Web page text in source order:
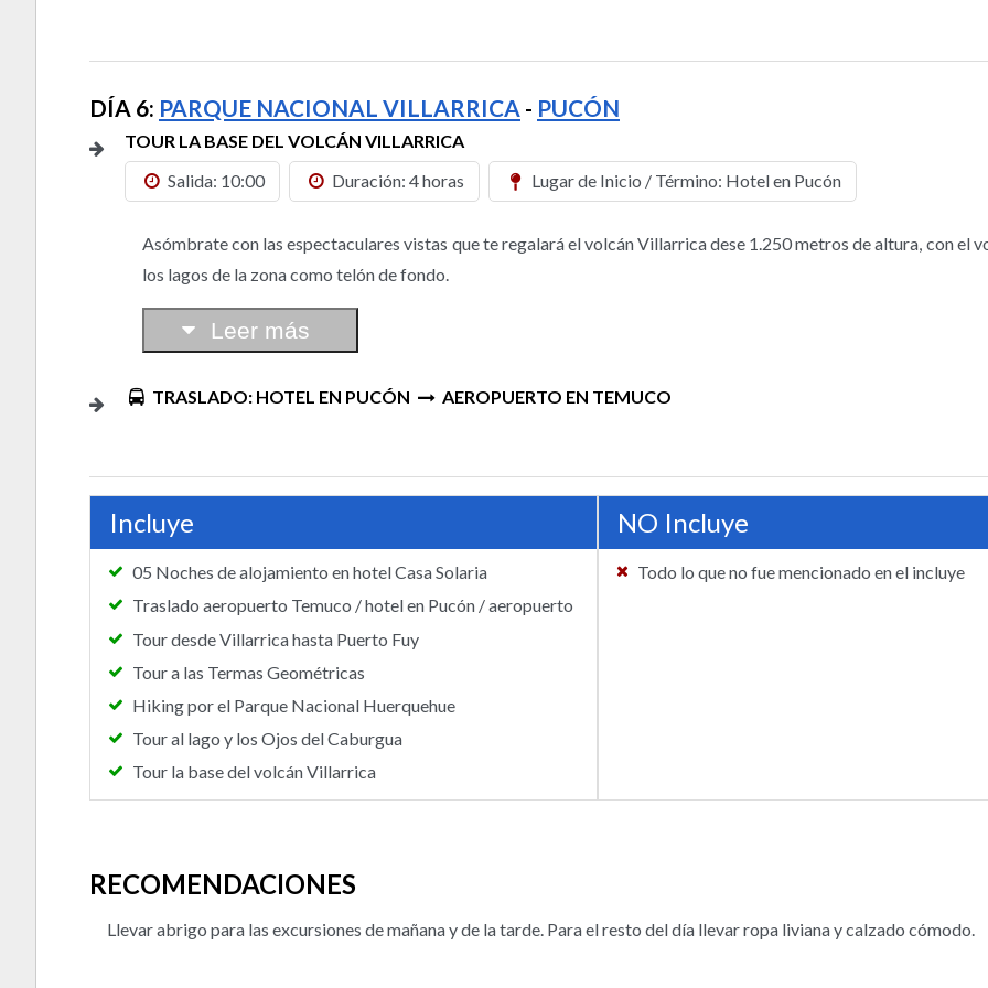
DÍA 6: PARQUE NACIONAL VILLARRICA - PUCÓN
TOUR LA BASE DEL VOLCÁN VILLARRICA
Salida: 10:00
Duración: 4 horas Lugar de Inicio / Término: Hotel en Pucón
Asómbrate con las espectaculares vistas que te regalará el volcán Villarrica dese 1.250 metros de altura, con el
los lagos de la zona como telón de fondo.
Leer más
TRASLADO: HOTEL EN PUCÓN AEROPUERTO EN TEMUCO
Incluye
05 Noches de alojamiento en hotel Casa Solaria
Traslado aeropuerto Temuco / hotel en Pucón / aeropuerto
Tour desde Villarrica hasta Puerto Fuy
Tour a las Termas Geométricas
Hiking por el Parque Nacional Huerquehue
Tour al lago y los Ojos del Caburgua
Tour la base del volcán Villarrica
NO Incluye
Todo lo que no fue mencionado en el incluye
RECOMENDACIONES
Llevar abrigo para las excursiones de mañana y de la tarde. Para el resto del día llevar ropa liviana y calzado cómodo.